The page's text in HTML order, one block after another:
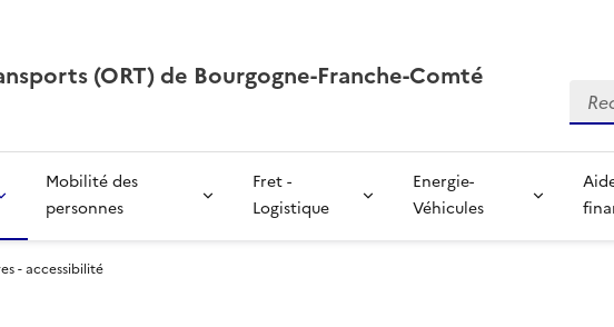
(ORT) de Bourgogne-Franche-Comté
Mobilité des
personnes
Fret -
Logistique
Energie-
Véhicules
- accessibilité